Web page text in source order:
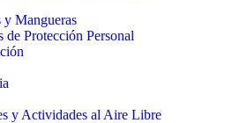
y Mangueras
de Protección Personal
y Actividades al Aire Libre